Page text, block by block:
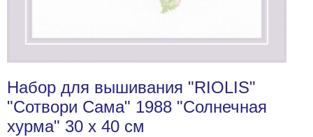
Набор для вышивания "RIOLIS"
"Сотвори Сама" 1988 "Солнечная
хурма" 30 х 40 см